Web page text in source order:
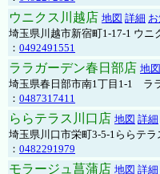
ウニクス川越店 地図 詳細
埼玉県川越市新宿町1-17-1 ウニ
： 0492491551
ララガーデン春日部店 地図
埼玉県春日部市南1丁目1-1 ラ
： 0487317411
ららテラス川口店 地図 詳細
埼玉県川口市栄町3-5-1ららテラ
： 0482291979
モラージュ菖蒲店 地図 詳細